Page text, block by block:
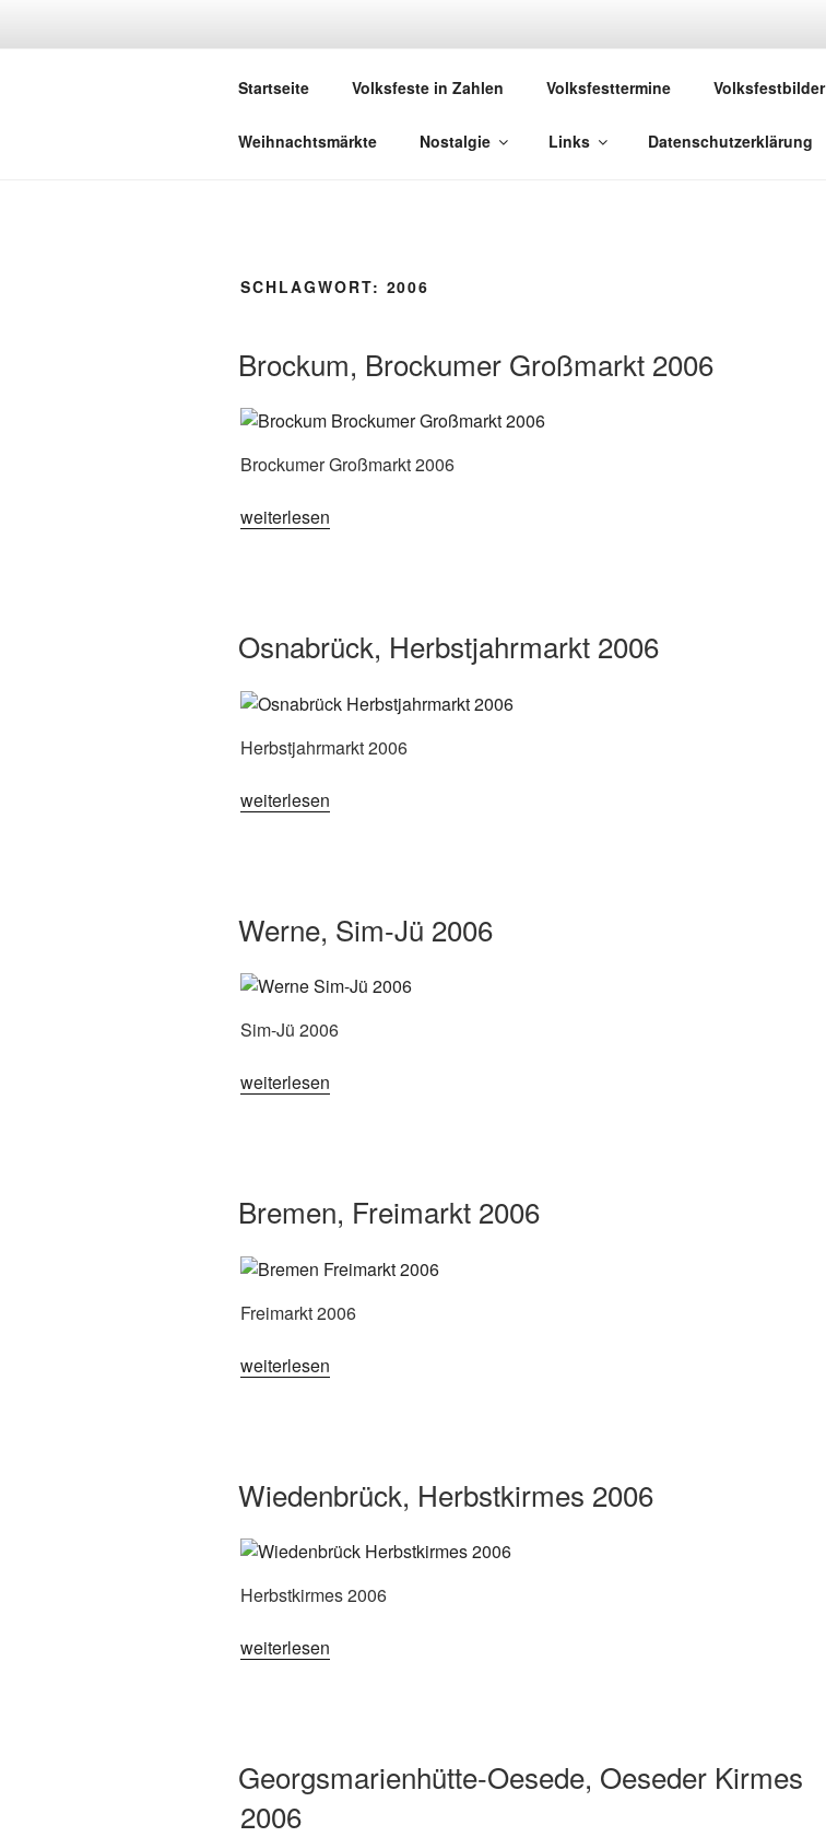
DEUTSCHE VOLKSFESTE
Startseite Volksfeste in Zahlen Volksfesttermine Volksfestbilder
Weihnachtsmärkte Nostalgie Links Datenschutzerklärung
SCHLAGWORT: 2006
Brockum, Brockumer Großmarkt 2006
Brockumer Großmarkt 2006
„Brockum,
weiterlesen
Osnabrück, Herbstjahrmarkt 2006
Herbstjahrmarkt 2006
„Osnabrück,
weiterlesen
Werne, Sim-Jü 2006
Sim-Jü 2006
„Werne,
weiterlesen
Bremen, Freimarkt 2006
Freimarkt 2006
„Bremen,
weiterlesen
Wiedenbrück, Herbstkirmes 2006
Herbstkirmes 2006
„Wiedenbrück,
weiterlesen
Georgsmarienhütte-Oesede, Oeseder Kirmes
2006